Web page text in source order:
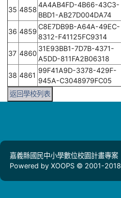
35 4858
4A4AB4FD-4B66-43C3-
BBD1-AB27D004DA74
36 4859
C8E7DB9B-A64A-49EC-
8312-F41125FC9314
37 4860
31E93BB1-7D7B-4371-
A5DD-811FA2B06318
38 4861
99F41A9D-3378-429F-
945A-C3048979FC05
返回學校列表
嘉義縣國民中小學數位校園計畫專案
Powered by XOOPS © 2001-2018